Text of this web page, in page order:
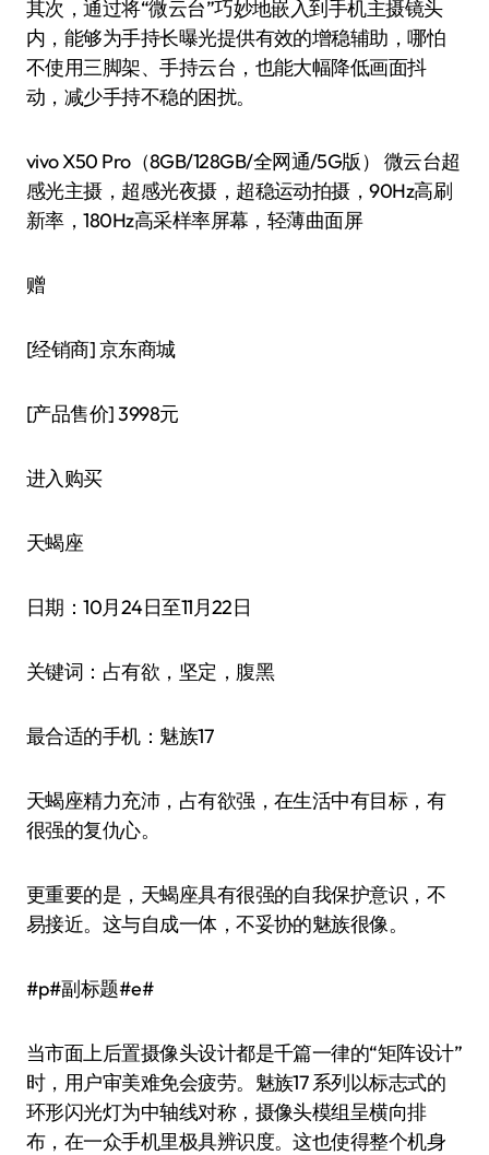
其次，通过将“微云台”巧妙地嵌入到手机主摄镜头
内，能够为手持长曝光提供有效的增稳辅助，哪怕
不使用三脚架、手持云台，也能大幅降低画面抖
动，减少手持不稳的困扰。
vivo X50 Pro（8GB/128GB/全网通/5G版） 微云台超
感光主摄，超感光夜摄，超稳运动拍摄，90Hz高刷
新率，180Hz高采样率屏幕，轻薄曲面屏
赠
[经销商]京东商城
[产品售价]3998元
进入购买
天蝎座
日期：10月24日至11月22日
关键词：占有欲，坚定，腹黑
最合适的手机：魅族17
天蝎座精力充沛，占有欲强，在生活中有目标，有
很强的复仇心。
更重要的是，天蝎座具有很强的自我保护意识，不
易接近。这与自成一体，不妥协的魅族很像。
#p#副标题#e#
当市面上后置摄像头设计都是千篇一律的“矩阵设计”
时，用户审美难免会疲劳。魅族17 系列以标志式的
环形闪光灯为中轴线对称，摄像头模组呈横向排
布，在一众手机里极具辨识度。这也使得整个机身